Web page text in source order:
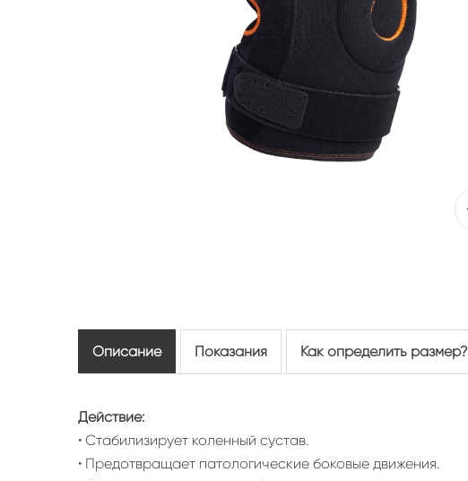
Описание Показания Как определить размер?
Действие:
• Стабилизирует коленный сустав.
• Предотвращает патологические боковые движения.